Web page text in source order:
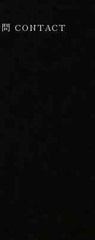
問 CONTACT